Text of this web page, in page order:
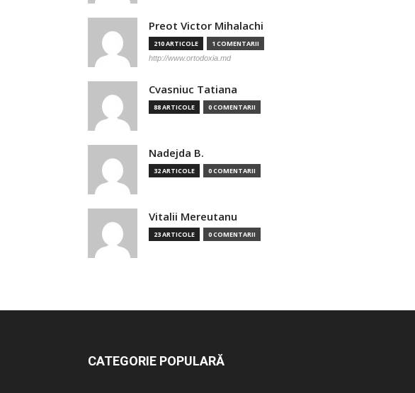
Preot Victor Mihalachi
210 ARTICOLE 1 COMENTARII
http://www.ortodoxia.md
Cvasniuc Tatiana
88 ARTICOLE 0 COMENTARII
Nadejda B.
32 ARTICOLE 0 COMENTARII
Vitalii Mereutanu
23 ARTICOLE 0 COMENTARII
CATEGORIE POPULARĂ